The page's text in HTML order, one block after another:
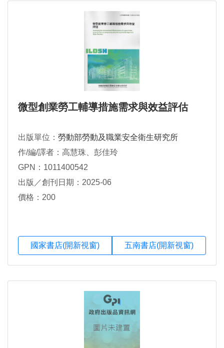
微型創業勞工輔導措施需求與效益評估
出版單位： 勞動部勞動及職業安全衛生研究所
作/編/譯者：高慧珠、彭佳玲
GPN：1011400542
出版／創刊日期：2025-06
價格：200
國家書店(開新視窗) 五南書店(開新視窗)